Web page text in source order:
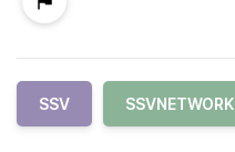
SSV SSVNETWORK